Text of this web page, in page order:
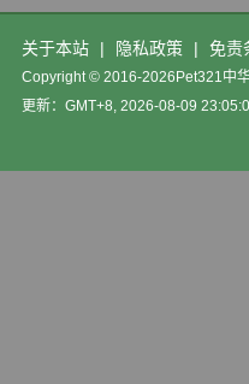
关于本站 | 隐私政策 | 免责
Copyright © 2016-2026Pet321中
更新：GMT+8, 2026-08-09